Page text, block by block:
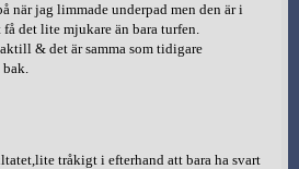
när jag limmade underpad men den är i
det lite mjukare än bara turfen.
& det är samma som tidigare
tråkigt i efterhand att bara ha svart